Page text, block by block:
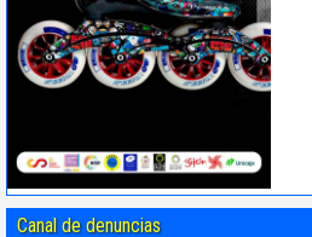
Canal de denuncias